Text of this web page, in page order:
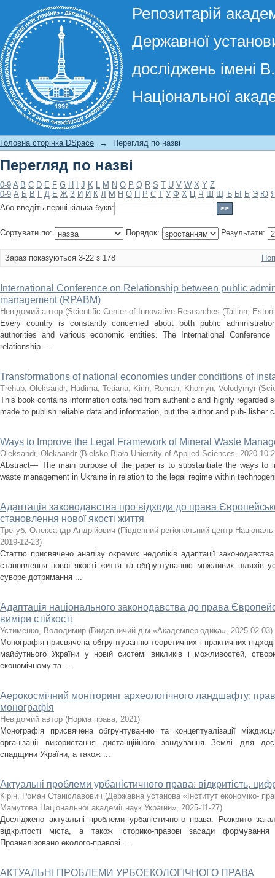
Репозитарій
Державної
досліджень імені
Національної
Перегляд по назві
Головна сторінка DSpace → Перегляд по назві
Перегляд по назві
0-9 A B C D E F G H J K L M N O P Q R S T U V W X Y Z
0-9 А Б В Г Д Е Ж З И Й К Л М Н О П Р С Т У Ф Х Ц Ч Ш Щ Ъ Ы Ь Э Ю
Або введіть перші кілька букв:
Сортувати по: Порядок: Результати:
Зараз показуються 3-22 з 178
International Conference on Relationship between public
management (RPABM)
Невідомий автор (Scientific Center of Innovative Researches (Tallinn,
Every country is constantly concerned about both public
authorities and various economic entities. The International
relationship ...
Transformations of national economies under conditions of
Trehub, Oleksandr; Hudima, Tetіana; Kirin, Roman; Khomyn, Volodymyr (
This book contains information obtained from authentic and highly regarded
made to publish reliable data and information, but the author and pub- lisher
Ways to Improve the Legal Framework of Mineral Waste
Oleksandr, Oleksandr (Bielsko-Biała Uniersity of Applied Sciences, 2020-10-
Abstract— The main purpose of the paper is to substantiate the ways to
waste management in Ukraine in relation to the legal regime within
Адаптація законодавства про відходи до права
становлення нової якості життя
Трегуб, Олександр Андрійович (Південний регіональний центр
2019-12-23)
Статтю присвячено аналізу окремих недоліків адаптації
становлення нової якості життя та обґрунтуванню можливих шляхів
суворе дотримання ...
Адаптація національного законодавства до права
виміри стійкості
Устименко, Володимир (Видавничий дім «Академперіодика», 2025-02-03)
Монографія присвячена обґрунтуванню теоретичних і практичних
майбутнього України у новій системі викликів і можливостей,
економічному та ...
Аерокосмічний моніторинг археологічного ландшафту:
монографія
Невідомий автор (Норма права, 2021)
Монографія присвячена обґрунтуванню та концептуалізації
організації використання дистанційного зондування Землі для
спадщини України, а також ...
Актуальні проблеми урбаністичного права: відкритість,
Кірін, Роман Станіславович (Державна установа «Інститут економіко-
Мамутова Національної академії наук України», 2025-11-27)
Досліджено актуальні проблеми урбаністичного права. Розкрито
відкритості міста, а також історико-правові засади формування
Проаналізовано еколого-правові ...
АКТУАЛЬНІ ПРОБЛЕМИ УРБОЕКОЛОГІЧНОГО ПРАВА